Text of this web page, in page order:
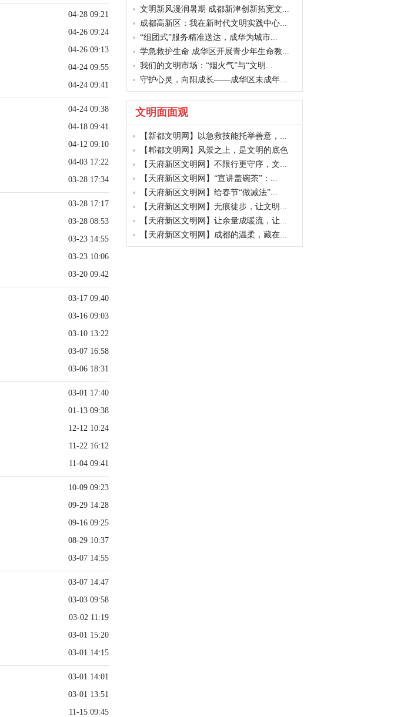
04-28 09:21
04-26 09:24
04-26 09:13
04-24 09:55
04-24 09:41
04-24 09:38
04-18 09:41
04-12 09:10
04-03 17:22
03-28 17:34
03-28 17:17
03-28 08:53
03-23 14:55
03-23 10:06
03-20 09:42
03-17 09:40
03-16 09:03
03-10 13:22
03-07 16:58
03-06 18:31
03-01 17:40
01-13 09:38
12-12 10:24
11-22 16:12
11-04 09:41
10-09 09:23
09-29 14:28
09-16 09:25
08-29 10:37
03-07 14:55
03-07 14:47
03-03 09:58
03-02 11:19
03-01 15:20
03-01 14:15
03-01 14:01
03-01 13:51
11-15 09:45
文明新风漫润暑期 成都新津创新拓宽文...
成都高新区：我在新时代文明实践中心...
“组团式”服务精准送达，成华为城市...
学急救护生命 成华区开展青少年生命教...
我们的文明市场：“烟火气”与“文明...
守护心灵，向阳成长——成华区未成年...
文明面面观
【新都文明网】以急救技能托举善意，...
【郫都文明网】风景之上，是文明的底色
【天府新区文明网】不限行更守序，文...
【天府新区文明网】“宣讲盖碗茶”：...
【天府新区文明网】给春节“做减法”...
【天府新区文明网】无痕徒步，让文明...
【天府新区文明网】让余量成暖流，让...
【天府新区文明网】成都的温柔，藏在...